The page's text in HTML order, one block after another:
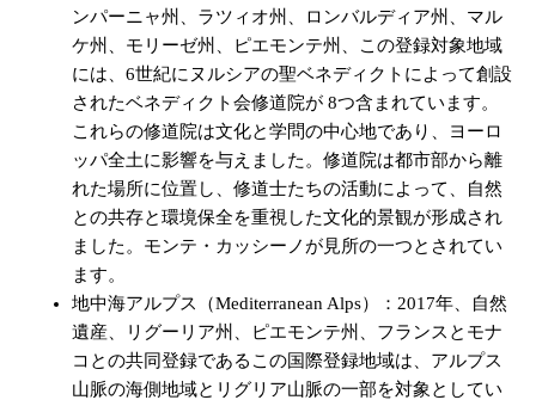
ンパーニャ州、ラツィオ州、ロンバルディア州、マル
ケ州、モリーゼ州、ピエモンテ州、この登録対象地域
には、6世紀にヌルシアの聖ベネディクトによって創設
されたベネディクト会修道院が 8つ含まれています。
これらの修道院は文化と学問の中心地であり、ヨーロ
ッパ全土に影響を与えました。修道院は都市部から離
れた場所に位置し、修道士たちの活動によって、自然
との共存と環境保全を重視した文化的景観が形成され
ました。モンテ・カッシーノが見所の一つとされてい
ます。
地中海アルプス（Mediterranean Alps）：2017年、自然
遺産、リグーリア州、ピエモンテ州、フランスとモナ
コとの共同登録であるこの国際登録地域は、アルプス
山脈の海側地域とリグリア山脈の一部を対象としてい